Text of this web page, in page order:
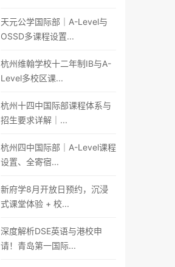
天元公学国际部｜A-Level与
OSSD多课程设置...
杭州维翰学校十二年制IB与A-
Level多校区课...
杭州十四中国际部课程体系与
招生要求详解｜...
杭州四中国际部｜A-Level课程
设置、全寄宿...
新府学8月开放日预约，沉浸
式课堂体验 + 校...
深度解析DSE英语与港校申
请！青岛第一国际...